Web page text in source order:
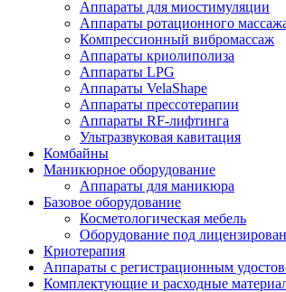
Аппараты для миостимуляции
Аппараты ротационного
Компрессионный вибромассаж
Аппараты криолиполиза
Аппараты LPG
Аппараты VelaShape
Аппараты прессотерапии
Аппараты RF-лифтинга
Ультразвуковая кавитация
Комбайны
Маникюрное оборудование
Аппараты для маникюра
Базовое оборудование
Косметологическая мебель
Оборудование под
Криотерапия
Аппараты c регистрационным
Комплектующие и расходные